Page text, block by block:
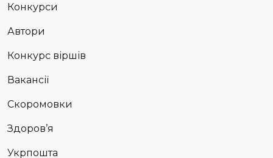
Конкурси
Автори
Конкурс віршів
Вакансії
Скоромовки
Здоров’я
Укрпошта